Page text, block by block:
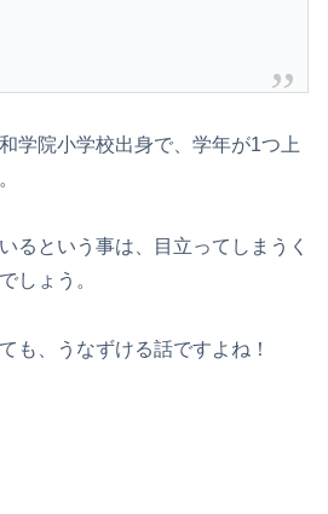
学院小学校出身で、学年が1つ上
るという事は、目立ってしまうく
しょう。
も、うなずける話ですよね！